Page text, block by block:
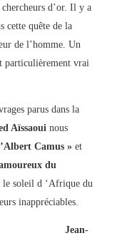
d’or. Il y a
cette quête de la
de l’homme. Un
particulièrement vrai
parus dans la
Aïssaoui nous
Camus »et
du
le soleil d ‘Afrique du
inappréciables.
Jean-